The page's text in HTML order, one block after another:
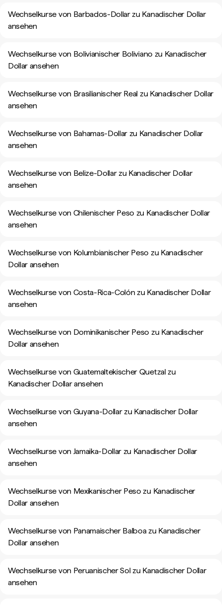
Wechselkurse von Barbados-Dollar zu Kanadischer Dollar
ansehen
Wechselkurse von Bolivianischer Boliviano zu Kanadischer
Dollar ansehen
Wechselkurse von Brasilianischer Real zu Kanadischer Dollar
ansehen
Wechselkurse von Bahamas-Dollar zu Kanadischer Dollar
ansehen
Wechselkurse von Belize-Dollar zu Kanadischer Dollar
ansehen
Wechselkurse von Chilenischer Peso zu Kanadischer Dollar
ansehen
Wechselkurse von Kolumbianischer Peso zu Kanadischer
Dollar ansehen
Wechselkurse von Costa-Rica-Colón zu Kanadischer Dollar
ansehen
Wechselkurse von Dominikanischer Peso zu Kanadischer
Dollar ansehen
Wechselkurse von Guatemaltekischer Quetzal zu
Kanadischer Dollar ansehen
Wechselkurse von Guyana-Dollar zu Kanadischer Dollar
ansehen
Wechselkurse von Jamaika-Dollar zu Kanadischer Dollar
ansehen
Wechselkurse von Mexikanischer Peso zu Kanadischer
Dollar ansehen
Wechselkurse von Panamaischer Balboa zu Kanadischer
Dollar ansehen
Wechselkurse von Peruanischer Sol zu Kanadischer Dollar
ansehen